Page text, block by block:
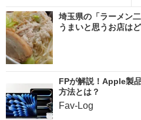
埼玉県の「ラーメン
うまいと思うお店は
FPが解説！Apple製
方法とは？
Fav-Log